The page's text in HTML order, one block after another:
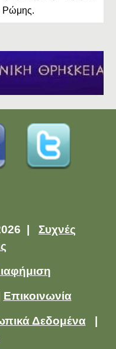
Ρώμης.
| Συχνές
Επικοινωνία
Δεδομένα|